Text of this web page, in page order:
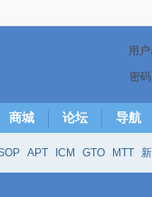
用户
密码
商城 论坛 导航
APT ICM GTO MTT